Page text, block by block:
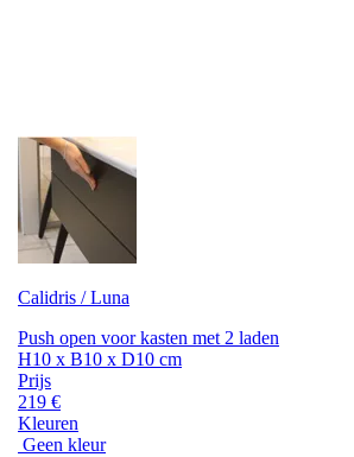
Calidris / Luna
Push open voor kasten met 2 laden
H10 x B10 x D10 cm
Prijs
219 €
Kleuren
Geen kleur